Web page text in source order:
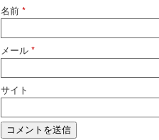
名前 *
メール *
サイト